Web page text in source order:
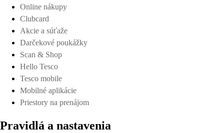
Online nákupy
Clubcard
Akcie a súťaže
Darčekové poukážky
Scan & Shop
Hello Tesco
Tesco mobile
Mobilné aplikácie
Priestory na prenájom
Pravidlá a nastavenia